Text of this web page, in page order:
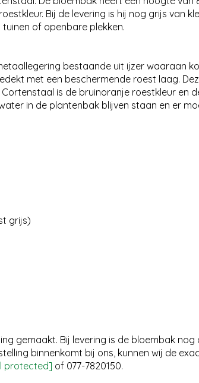
Bij de levering is hij nog grijs van
of openbare plekken.
bestaande uit ijzer waaraan
met een beschermende roest laag.
is de bruinoranje roestkleur en
in de plantenbak blijven staan en er
grijs)
gemaakt. Bij levering is de bloembak
binnenkomt bij ons, kunnen wij de
protected] of 077-7820150.